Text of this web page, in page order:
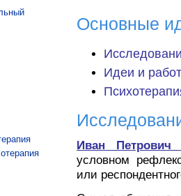
Основные
Идеи и
Иван Петрович
условном
или